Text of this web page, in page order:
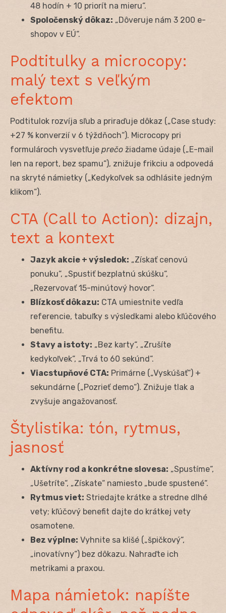
48 hodín + 10 priorít na mieru“.
Spoločenský dôkaz: „Dôveruje nám 3 200 e-
shopov v EÚ“.
Podtitulky a microcopy:
malý text s veľkým
efektom
Podtitulok rozvíja sľub a priraďuje dôkaz („Case study:
+27 % konverzií v 6 týždňoch“). Microcopy pri
formulároch vysvetľuje prečo žiadame údaje („E-mail
len na report, bez spamu“), znižuje frikciu a odpovedá
na skryté námietky („Kedykoľvek sa odhlásite jedným
klikom“).
CTA (Call to Action): dizajn,
text a kontext
Jazyk akcie + výsledok: „Získať cenovú
ponuku“, „Spustiť bezplatnú skúšku“,
„Rezervovať 15-minútový hovor“.
Blízkosť dôkazu: CTA umiestnite vedľa
referencie, tabuľky s výsledkami alebo kľúčového
benefitu.
Stavy a istoty: „Bez karty“, „Zrušíte
kedykoľvek“, „Trvá to 60 sekúnd“.
Viacstupňové CTA: Primárne („Vyskúšať“) +
sekundárne („Pozrieť demo“). Znižuje tlak a
zvyšuje angažovanosť.
Štylistika: tón, rytmus,
jasnosť
Aktívny rod a konkrétne slovesa: „Spustíme“,
„Ušetríte“, „Získate“ namiesto „bude spustené“.
Rytmus viet: Striedajte krátke a stredne dlhé
vety; kľúčový benefit dajte do krátkej vety
osamotene.
Bez výplne: Vyhnite sa klišé („špičkový“,
„inovatívny“) bez dôkazu. Nahraďte ich
metrikami a praxou.
Mapa námietok: napíšte